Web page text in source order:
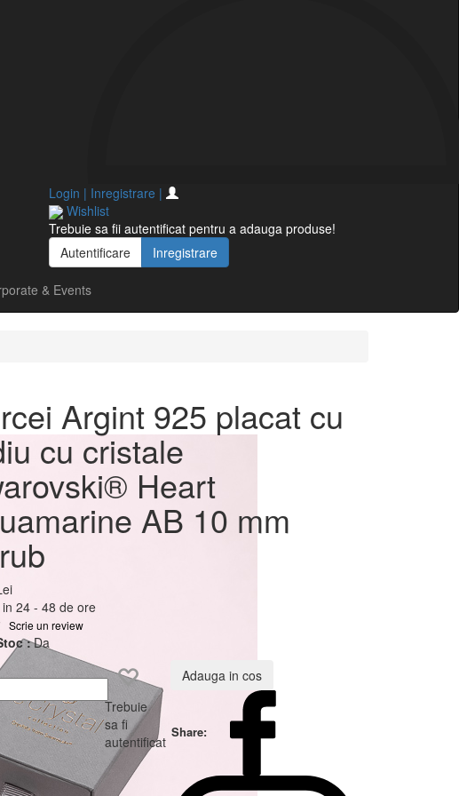
Login | Inregistrare |
Wishlist
Trebuie sa fii autentificat pentru a adauga produse!
Autentificare
Inregistrare
& Events
cu
AB 10 mm
Argint 925 placat cu
cu cristale
Heart
AB 10 mm
24 - 48 de ore
Scrie un review
:Da
Trebuie
sa fi
autentificat
Adauga in cos
Share: